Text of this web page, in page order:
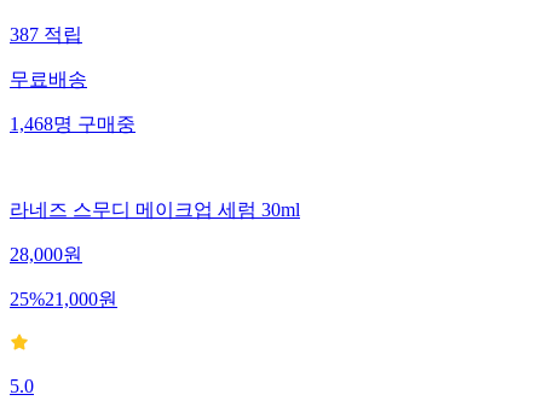
387 적립
무료배송
1,468명 구매중
라네즈 스무디 메이크업 세럼 30ml
28,000원
25%21,000원
5.0